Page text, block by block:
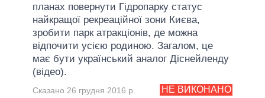
планах повернути Гідропарку статус
найкращої рекреаційної зони Києва,
зробити парк атракціонів, де можна
відпочити усією родиною. Загалом, це
має бути український аналог Діснейленду
(відео).
НЕ ВИКОНАНО
Сказано 26 грудня 2016 р.